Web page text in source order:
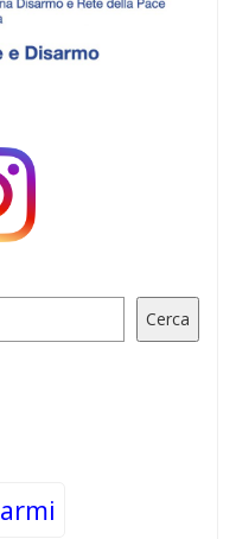
Cerca
armi